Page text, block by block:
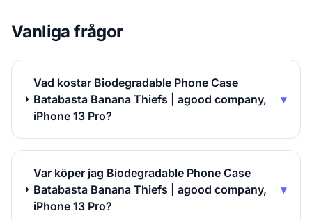
Vanliga frågor
Vad kostar Biodegradable Phone Case
Batabasta Banana Thiefs | agood company,
iPhone 13 Pro?
▾
Var köper jag Biodegradable Phone Case
Batabasta Banana Thiefs | agood company,
iPhone 13 Pro?
▾